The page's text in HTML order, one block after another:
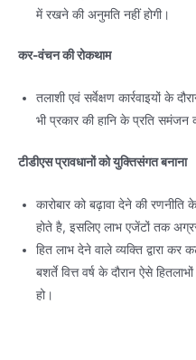
में रखने की अनुमति नहीं होगी।
कर-वंचन की रोकथाम
तलाशी एवं सर्वेक्षण कार्रवाइयों के
भी प्रकार की हानि के प्रति समंजन
टीडीएस प्रावधानों को युक्तिसंगत बनाना
कारोबार को बढ़ावा देने की
होते है, इसलिए लाभ एजेंटों तक
हित लाभ देने वाले व्यक्ति द्वारा कर
बशर्ते वित्त वर्ष के दौरान ऐसे
हो।